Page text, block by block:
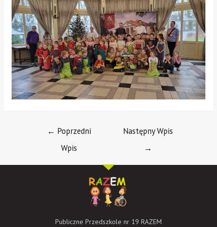
← Poprzedni
Wpis
Następny Wpis
→
Publiczne Przedszkole nr 19 RAZEM